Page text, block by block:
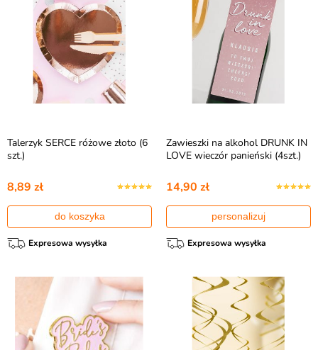
Talerzyk SERCE różowe złoto (6
szt.)
8,89 zł
do koszyka
Expresowa wysyłka
Zawieszki na alkohol DRUNK IN
LOVE wieczór panieński (4szt.)
14,90 zł
personalizuj
Expresowa wysyłka